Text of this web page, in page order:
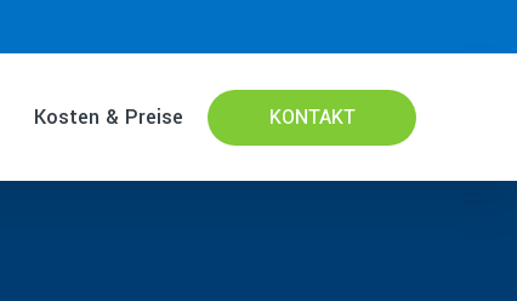
Kosten & Preise KONTAKT